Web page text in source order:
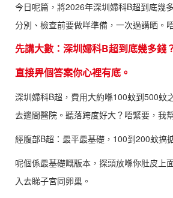
今日呢篇，將2026年深圳婦科B超到底幾
分別、檢查前要做咩準備，一次過講晒。
先講大數：深圳婦科B超到底幾多錢
直接畀個答案你心裡有底。
深圳婦科B超，費用大約喺100蚊到500蚊
去邊間醫院。聽落跨度好大？唔緊要，我
經腹部B超：最平最基礎，100到200蚊搞
呢個係最基礎嘅版本，探頭放喺你肚皮上
入去睇子宮同卵巢。